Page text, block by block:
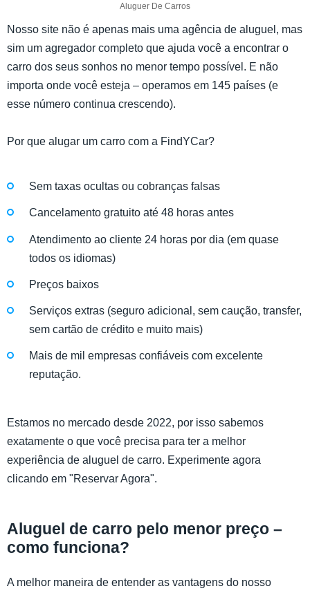
Aluguer De Carros
Nosso site não é apenas mais uma agência de aluguel, mas
sim um agregador completo que ajuda você a encontrar o
carro dos seus sonhos no menor tempo possível. E não
importa onde você esteja – operamos em 145 países (e
esse número continua crescendo).
Por que alugar um carro com a FindYCar?
Sem taxas ocultas ou cobranças falsas
Cancelamento gratuito até 48 horas antes
Atendimento ao cliente 24 horas por dia (em quase
todos os idiomas)
Preços baixos
Serviços extras (seguro adicional, sem caução, transfer,
sem cartão de crédito e muito mais)
Mais de mil empresas confiáveis com excelente
reputação.
Estamos no mercado desde 2022, por isso sabemos
exatamente o que você precisa para ter a melhor
experiência de aluguel de carro. Experimente agora
clicando em "Reservar Agora".
Aluguel de carro pelo menor preço –
como funciona?
A melhor maneira de entender as vantagens do nosso